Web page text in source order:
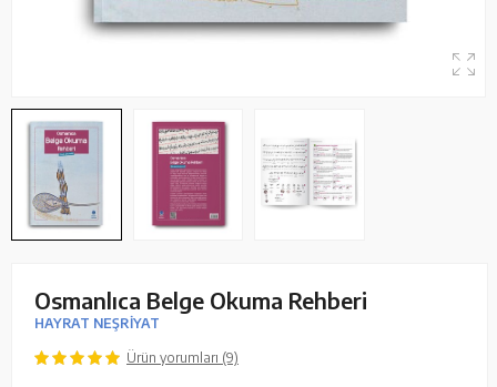
Osmanlıca Belge Okuma Rehberi
HAYRAT NEŞRİYAT
Ürün yorumları (9)